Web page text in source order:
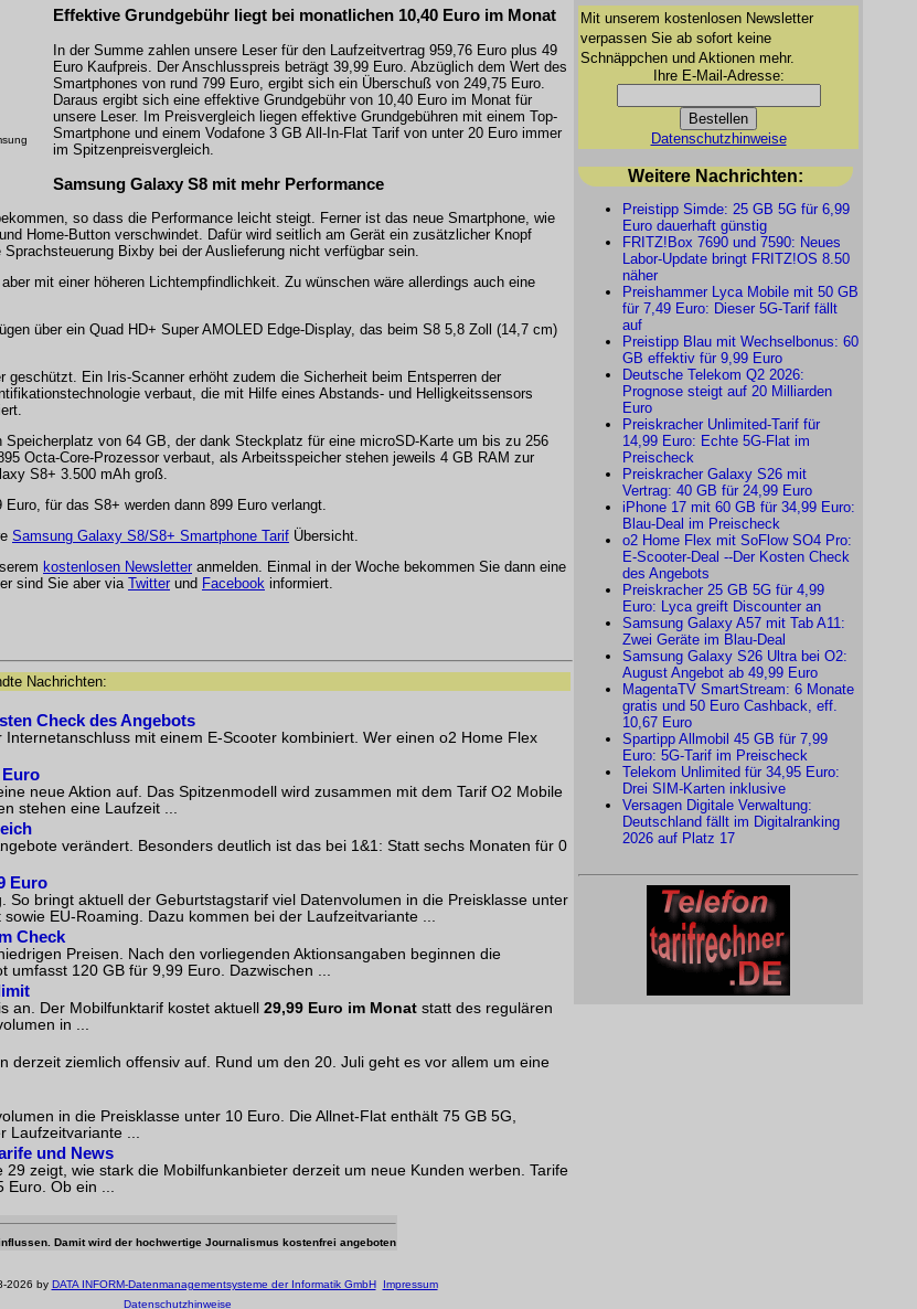
Effektive Grundgebühr liegt bei monatlichen 10,40 Euro im Monat
In der Summe zahlen unsere Leser für den Laufzeitvertrag 959,76 Euro plus 49
Euro Kaufpreis. Der Anschlusspreis beträgt 39,99 Euro. Abzüglich dem Wert des
Smartphones von rund 799 Euro, ergibt sich ein Überschuß von 249,75 Euro.
Daraus ergibt sich eine effektive Grundgebühr von 10,40 Euro im Monat für
unsere Leser. Im Preisvergleich liegen effektive Grundgebühren mit einem Top-
Smartphone und einem Vodafone 3 GB All-In-Flat Tarif von unter 20 Euro immer
im Spitzenpreisvergleich.
Samsung Galaxy S8 mit mehr Performance
so dass die Performance leicht steigt. Ferner ist das neue Smartphone, wie
Home-Button verschwindet. Dafür wird seitlich am Gerät ein zusätzlicher Knopf
Bixby bei der Auslieferung nicht verfügbar sein.
mit einer höheren Lichtempfindlichkeit. Zu wünschen wäre allerdings auch eine
über ein Quad HD+ Super AMOLED Edge-Display, das beim S8 5,8 Zoll (14,7 cm)
Ein Iris-Scanner erhöht zudem die Sicherheit beim Entsperren der
verbaut, die mit Hilfe eines Abstands- und Helligkeitssensors
von 64 GB, der dank Steckplatz für eine microSD-Karte um bis zu 256
Octa-Core-Prozessor verbaut, als Arbeitsspeicher stehen jeweils 4 GB RAM zur
S8+ 3.500 mAh groß.
für das S8+ werden dann 899 Euro verlangt.
Samsung Galaxy S8/S8+ Smartphone Tarif Übersicht.
kostenlosen Newsletter anmelden. Einmal in der Woche bekommen Sie dann eine
sind Sie aber via Twitter und Facebook informiert.
Nachrichten:
Check des Angebots
mit einem E-Scooter kombiniert. Wer einen o2 Home Flex
Euro
neue Aktion auf. Das Spitzenmodell wird zusammen mit dem Tarif O2 Mobile
stehen eine Laufzeit ...
verändert. Besonders deutlich ist das bei 1&1: Statt sechs Monaten für 0
Euro
bringt aktuell der Geburtstagstarif viel Datenvolumen in die Preisklasse unter
EU-Roaming. Dazu kommen bei der Laufzeitvariante ...
Check
Preisen. Nach den vorliegenden Aktionsangaben beginnen die
120 GB für 9,99 Euro. Dazwischen ...
an. Der Mobilfunktarif kostet aktuell 29,99 Euro im Monat statt des regulären
in ...
derzeit ziemlich offensiv auf. Rund um den 20. Juli geht es vor allem um eine
in die Preisklasse unter 10 Euro. Die Allnet-Flat enthält 75 GB 5G,
Laufzeitvariante ...
und News
zeigt, wie stark die Mobilfunkanbieter derzeit um neue Kunden werben. Tarife
Ob ein ...
Damit wird der hochwertige Journalismus kostenfrei angeboten
Mit unserem kostenlosen Newsletter
verpassen Sie ab sofort keine
Schnäppchen und Aktionen mehr.
Ihre E-Mail-Adresse:
Datenschutzhinweise
Weitere Nachrichten:
Preistipp Simde: 25 GB 5G für 6,99
Euro dauerhaft günstig
FRITZ!Box 7690 und 7590: Neues
Labor-Update bringt FRITZ!OS 8.50
näher
Preishammer Lyca Mobile mit 50 GB
für 7,49 Euro: Dieser 5G-Tarif fällt
auf
Preistipp Blau mit Wechselbonus: 60
GB effektiv für 9,99 Euro
Deutsche Telekom Q2 2026:
Prognose steigt auf 20 Milliarden
Euro
Preiskracher Unlimited-Tarif für
14,99 Euro: Echte 5G-Flat im
Preischeck
Preiskracher Galaxy S26 mit
Vertrag: 40 GB für 24,99 Euro
iPhone 17 mit 60 GB für 34,99 Euro:
Blau-Deal im Preischeck
o2 Home Flex mit SoFlow SO4 Pro:
E-Scooter-Deal --Der Kosten Check
des Angebots
Preiskracher 25 GB 5G für 4,99
Euro: Lyca greift Discounter an
Samsung Galaxy A57 mit Tab A11:
Zwei Geräte im Blau-Deal
Samsung Galaxy S26 Ultra bei O2:
August Angebot ab 49,99 Euro
MagentaTV SmartStream: 6 Monate
gratis und 50 Euro Cashback, eff.
10,67 Euro
Spartipp Allmobil 45 GB für 7,99
Euro: 5G-Tarif im Preischeck
Telekom Unlimited für 34,95 Euro:
Drei SIM-Karten inklusive
Versagen Digitale Verwaltung:
Deutschland fällt im Digitalranking
2026 auf Platz 17
2026 by DATA INFORM-Datenmanagementsysteme der Informatik GmbH Impressum
Datenschutzhinweise